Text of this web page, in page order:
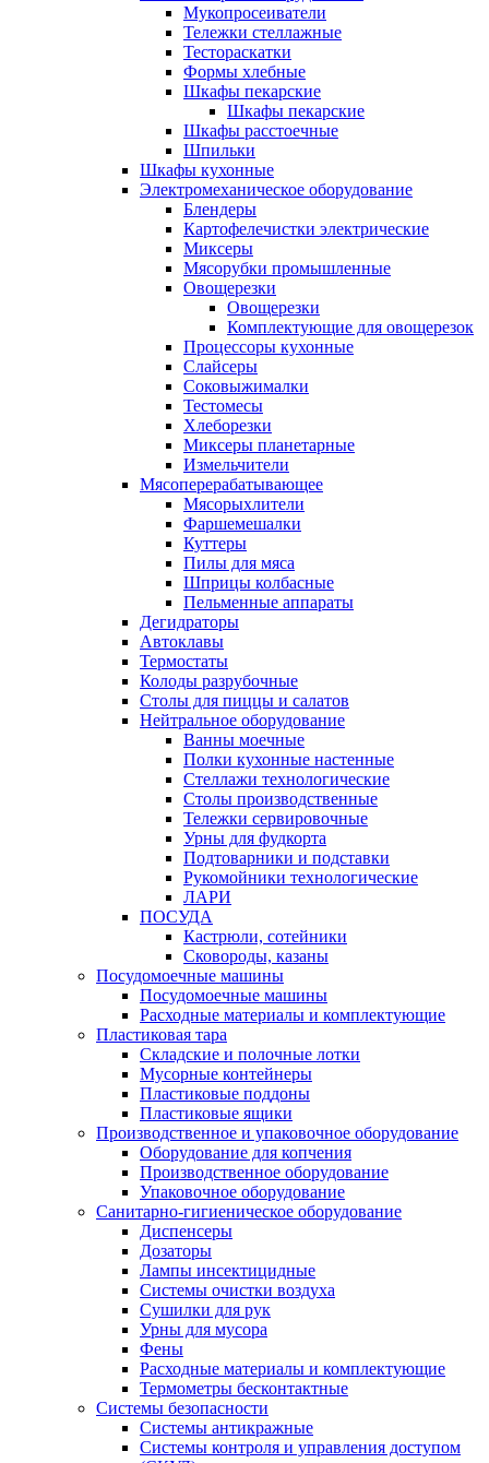
Мукопросеиватели
Тележки стеллажные
Тестораскатки
Формы хлебные
Шкафы пекарские
Шкафы пекарские
Шкафы расстоечные
Шпильки
Шкафы кухонные
Электромеханическое оборудование
Блендеры
Картофелечистки электрические
Миксеры
Мясорубки промышленные
Овощерезки
Овощерезки
Комплектующие для овощерезок
Процессоры кухонные
Слайсеры
Соковыжималки
Тестомесы
Хлеборезки
Миксеры планетарные
Измельчители
Мясоперерабатывающее
Мясорыхлители
Фаршемешалки
Куттеры
Пилы для мяса
Шприцы колбасные
Пельменные аппараты
Дегидраторы
Автоклавы
Термостаты
Колоды разрубочные
Столы для пиццы и салатов
Нейтральное оборудование
Ванны моечные
Полки кухонные настенные
Стеллажи технологические
Столы производственные
Тележки сервировочные
Урны для фудкорта
Подтоварники и подставки
Рукомойники технологические
ЛАРИ
ПОСУДА
Кастрюли, сотейники
Сковороды, казаны
Посудомоечные машины
Посудомоечные машины
Расходные материалы и комплектующие
Пластиковая тара
Складские и полочные лотки
Мусорные контейнеры
Пластиковые поддоны
Пластиковые ящики
Производственное и упаковочное оборудование
Оборудование для копчения
Производственное оборудование
Упаковочное оборудование
Санитарно-гигиеническое оборудование
Диспенсеры
Дозаторы
Лампы инсектицидные
Системы очистки воздуха
Сушилки для рук
Урны для мусора
Фены
Расходные материалы и комплектующие
Термометры бесконтактные
Системы безопасности
Системы антикражные
Системы контроля и управления доступом